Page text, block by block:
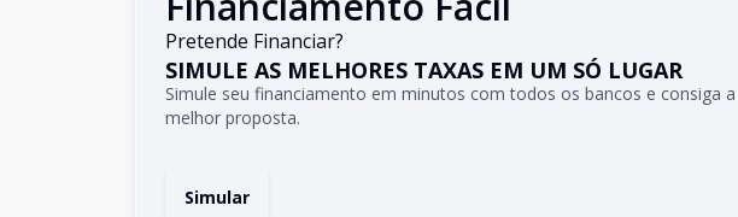
Pretende Financiar?
SIMULE AS MELHORES TAXAS EM UM SÓ LUGAR
Simule seu financiamento em minutos com todos os bancos e consiga a
melhor proposta.
Simular